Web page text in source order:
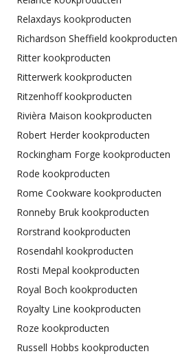
Relaxdays kookproducten
Richardson Sheffield kookproducten
Ritter kookproducten
Ritterwerk kookproducten
Ritzenhoff kookproducten
Rivièra Maison kookproducten
Robert Herder kookproducten
Rockingham Forge kookproducten
Rode kookproducten
Rome Cookware kookproducten
Ronneby Bruk kookproducten
Rorstrand kookproducten
Rosendahl kookproducten
Rosti Mepal kookproducten
Royal Boch kookproducten
Royalty Line kookproducten
Roze kookproducten
Russell Hobbs kookproducten